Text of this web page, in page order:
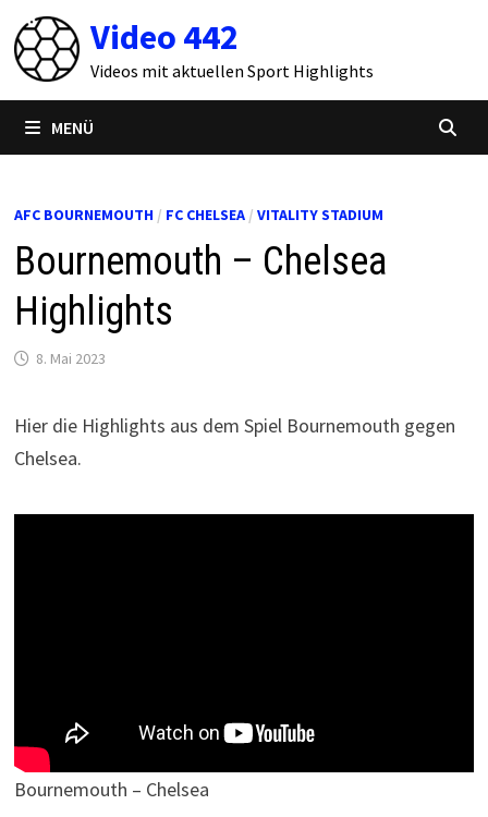
Zum
Inhalt
springen
Video 442
Videos mit aktuellen Sport Highlights
MENÜ
AFC BOURNEMOUTH/ FC CHELSEA/ VITALITY STADIUM
Bournemouth – Chelsea
Highlights
8. Mai 2023
Hier die Highlights aus dem Spiel Bournemouth gegen
Chelsea.
Bournemouth – Chelsea